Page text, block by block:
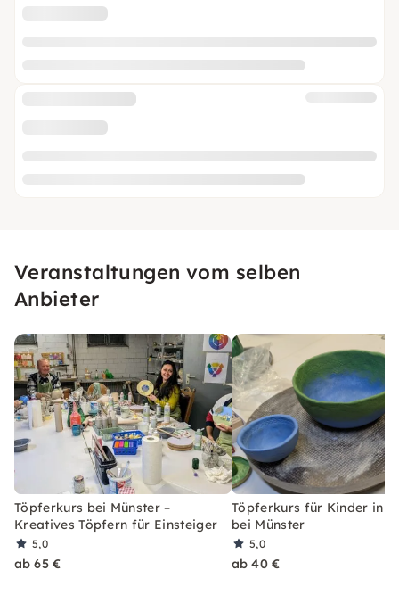
Veranstaltungen vom selben
Anbieter
Töpferkurs bei Münster –
Kreatives Töpfern für Einsteiger
5,0
ab 65 €
Töpferkurs für Kinder in
bei Münster
5,0
ab 40 €